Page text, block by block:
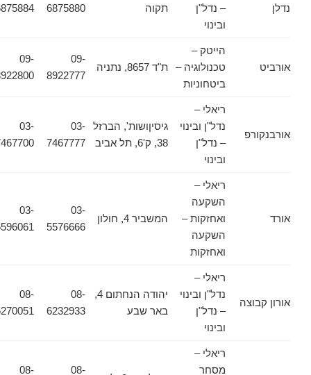
נדלן
– נדל"ן
ובינוי
תקוה
6875880
6875884
אורביט
הייטק –
טכנולוגיה –
ביטחוניות
ת"ד 8657, נתניה
09-
8922777
09-
8922800
אורבנקורפ
ריאלי –
נדל"ן ובינוי
– נדל"ן
ובינוי
גיסיןושות', הברזל
38, ק'6, תל אביב
03-
7467777
03-
7467700
אורד
ריאלי –
השקעה
ואחזקות –
השקעה
ואחזקות
המשביר 4, חולון
03-
5576666
03-
5596061
אורון קבוצה
ריאלי –
נדל"ן ובינוי
– נדל"ן
ובינוי
יהודה הנחתום 4,
באר שבע
08-
6232933
08-
6270051
ריאלי –
מסחר
08-
08-